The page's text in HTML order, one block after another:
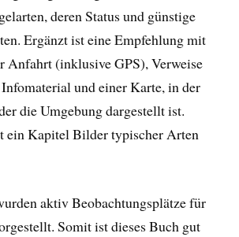
deren Status und günstige
Ergänzt ist eine Empfehlung mit
Anfahrt (inklusive GPS), Verweise
und einer Karte, in der
die Umgebung dargestellt ist.
ein Kapitel Bilder typischer Arten
aktiv Beobachtungsplätze für
Somit ist dieses Buch gut